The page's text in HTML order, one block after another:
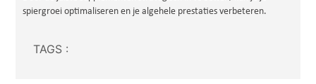
spiergroei optimaliseren en je algehele prestaties verbeteren.
TAGS :